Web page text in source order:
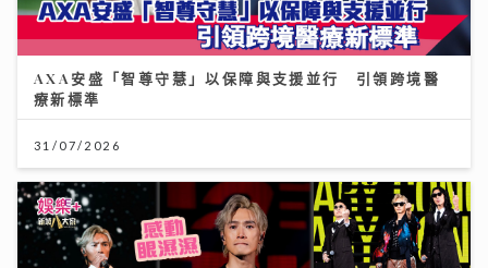
AXA安盛「智尊守慧」以保障與支援並行 引領跨境醫
療新標準
31/07/2026